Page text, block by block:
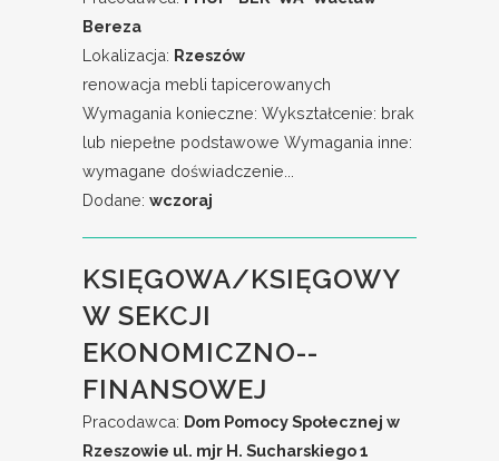
Bereza
Lokalizacja: Rzeszów
renowacja mebli tapicerowanych
Wymagania konieczne: Wykształcenie: brak
lub niepełne podstawowe Wymagania inne:
wymagane doświadczenie...
Dodane: wczoraj
KSIĘGOWA/KSIĘGOWY
W SEKCJI
EKONOMICZNO--
FINANSOWEJ
Pracodawca: Dom Pomocy Społecznej w
Rzeszowie ul. mjr H. Sucharskiego 1